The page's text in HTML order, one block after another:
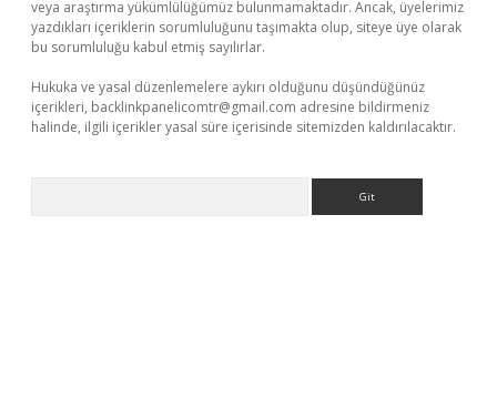
veya araştırma yükümlülüğümüz bulunmamaktadır. Ancak, üyelerimiz
yazdıkları içeriklerin sorumluluğunu taşımakta olup, siteye üye olarak
bu sorumluluğu kabul etmiş sayılırlar.
Hukuka ve yasal düzenlemelere aykırı olduğunu düşündüğünüz
içerikleri, backlinkpanelicomtr@gmail.com adresine bildirmeniz
halinde, ilgili içerikler yasal süre içerisinde sitemizden kaldırılacaktır.